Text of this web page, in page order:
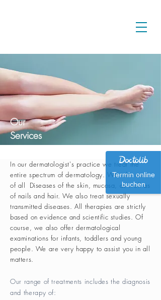
Termin online
buchen
Our
Services
In our dermatologist's practice we treat the
entire spectrum of dermatology. We take care
of all
Diseases of the skin, mucosa, as well as
of nails and hair. We also treat sexually
transmitted diseases. All therapies are strictly
based on evidence and scientific studies. Of
course, we also offer dermatological
examinations for infants, toddlers and young
people. We are very happy to assist you in all
matters.
Our range of treatments includes the diagnosis
and therapy of: